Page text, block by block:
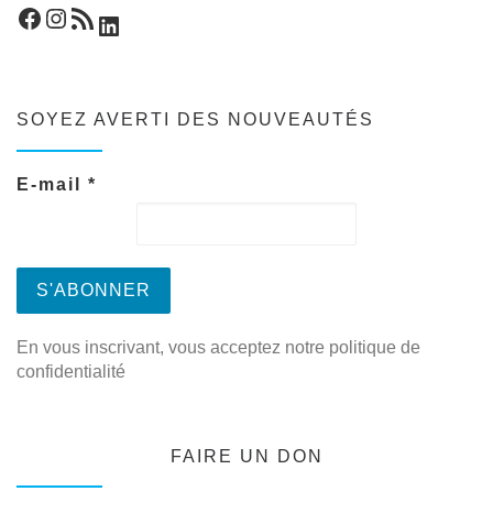
Facebook
Instagram
Flux RSS
LinkedIn
SOYEZ AVERTI DES NOUVEAUTÉS
E-mail *
En vous inscrivant, vous acceptez notre politique de
confidentialité
FAIRE UN DON